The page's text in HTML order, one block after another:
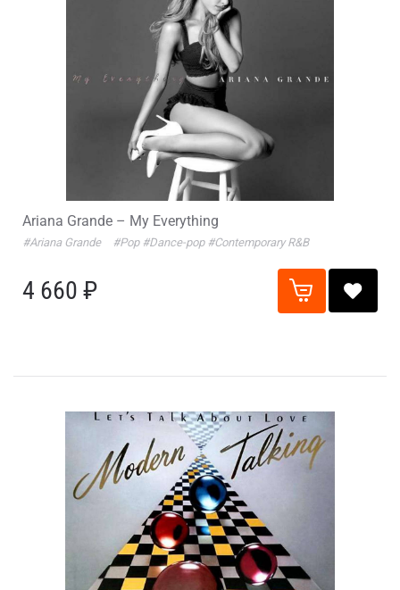
Ariana Grande – My Everything
#Ariana Grande #Pop #Dance-pop #Contemporary R&B
4 660 ₽